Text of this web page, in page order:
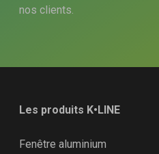
nos clients.
Les produits K•LINE
Fenêtre aluminium